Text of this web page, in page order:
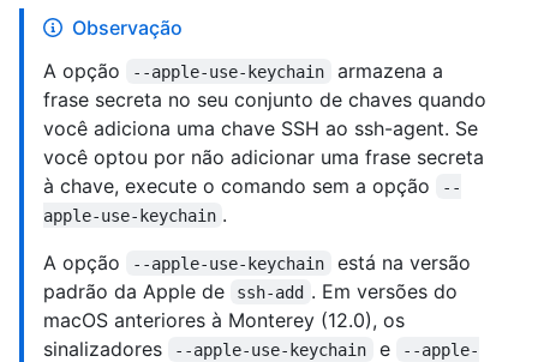
Observação
A opção
--apple-use-keychain
armazena a
frase secreta no seu conjunto de chaves quando
você adiciona uma chave SSH ao ssh-agent. Se
você optou por não adicionar uma frase secreta
à chave, execute o comando sem a opção
--
apple-use-keychain .
A opção
--apple-use-keychain
está na versão
padrão da Apple de
ssh-add . Em versões do
macOS anteriores à Monterey (12.0), os
sinalizadores
--apple-use-keychain e
--apple-